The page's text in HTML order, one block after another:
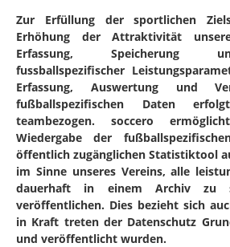
Zur Erfüllung der sportlichen
Erhöhung der Attraktivität
Erfassung, Speicherung
fussballspezifischer
Erfassung, Auswertung und
fußballspezifischen Daten
teambezogen. soccero
Wiedergabe der
öffentlich zugänglichen Statistiktool
im Sinne unseres Vereins, alle
dauerhaft in einem Archiv zu
veröffentlichen. Dies bezieht sich
in Kraft treten der Datenschutz
und veröffentlicht wurden.